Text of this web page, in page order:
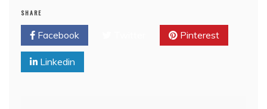
SHARE
Facebook Pinterest
Linkedin